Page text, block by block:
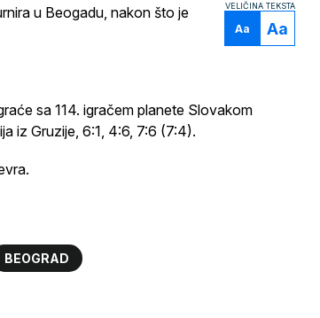
VELIČINA TEKSTA
Aa Aa
u Beogadu, nakon što je
sa 114. igračem planete Slovakom
iz Gruzije, 6:1, 4:6, 7:6 (7:4).
BEOGRAD